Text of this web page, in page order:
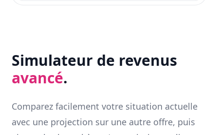
Simulateur de revenus
avancé.
Comparez facilement votre situation actuelle
avec une projection sur une autre offre, puis